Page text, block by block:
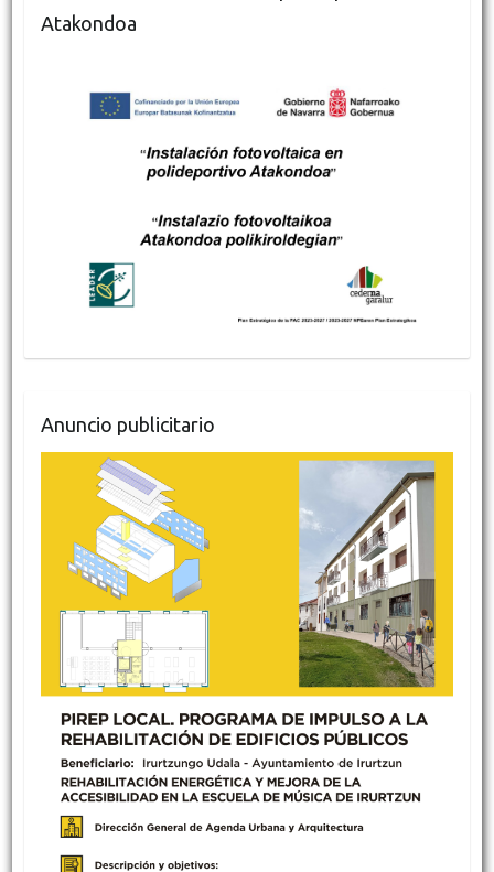
Atakondoa
Anuncio publicitario